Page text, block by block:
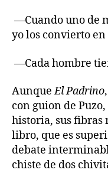
—Cuando uno de
yo los convierto
—Cada hombre
AunqueEl Padrino
con guion de
historia, sus fibras
libro, que es
debate
chiste de dos